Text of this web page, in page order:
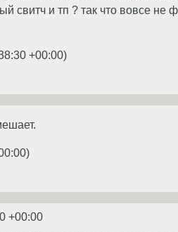
свитч и тп ? так что вовсе
+00:00)
)
+00:00